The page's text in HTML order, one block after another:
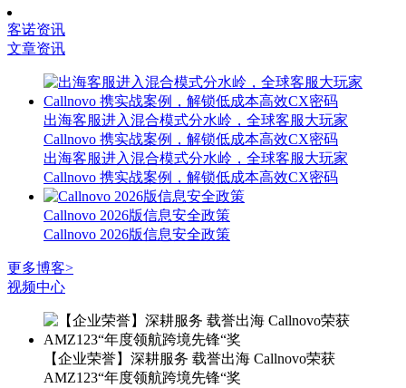
客诺资讯
文章资讯
出海客服进入混合模式分水岭，全球客服大玩家
Callnovo 携实战案例，解锁低成本高效CX密码
出海客服进入混合模式分水岭，全球客服大玩家
Callnovo 携实战案例，解锁低成本高效CX密码
Callnovo 2026版信息安全政策
Callnovo 2026版信息安全政策
更多博客>
视频中心
【企业荣誉】深耕服务 载誉出海 Callnovo荣获
AMZ123“年度领航跨境先锋“奖